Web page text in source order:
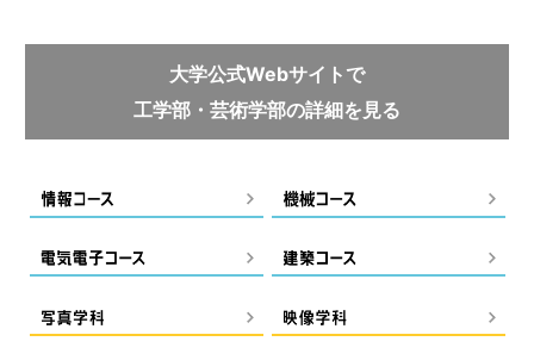
大学公式Webサイトで
工学部・芸術学部の詳細を見る